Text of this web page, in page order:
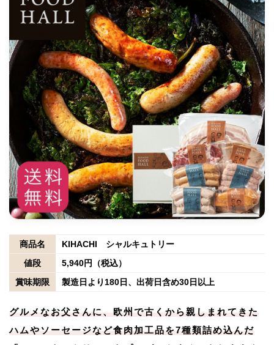
商品名
KIHACHI シャルキュトリー
値段
5,940円（税込）
賞味期限
製造日より180日、出荷日含め30日以上
グルメなお父さんに、欧州で古くから親しまれてきた
ハムやソーセージなど食肉加工品を7種類詰め込んだ